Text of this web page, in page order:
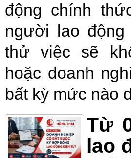
động chính
người lao
thử việc sẽ
hoặc doanh
bất kỳ mức nào
Từ
lao